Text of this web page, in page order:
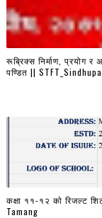
रूब्रिक्स निर्माण, प्रयोग
पण्डित ||
कक्षा ११-१२ काे रिजल्ट
Tamang